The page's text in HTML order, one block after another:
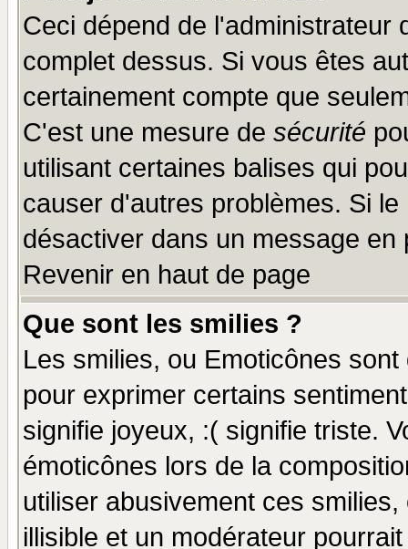
Ceci dépend de l'administrateur
complet dessus. Si vous êtes
certainement compte que
C'est une mesure de sécurité
utilisant certaines balises qui
causer d'autres problèmes. Si
désactiver dans un message
Revenir en haut de page
Que sont les smilies ?
Les smilies, ou Emoticônes
pour exprimer certains
signifie joyeux, :( signifie triste.
émoticônes lors de la
utiliser abusivement ces
illisible et un modérateur